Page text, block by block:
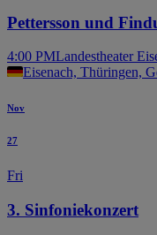
Pettersson und
4:00 PMLandestheater
Eisenach, Thüringen,
Nov
27
Fri
3. Sinfoniekonzert